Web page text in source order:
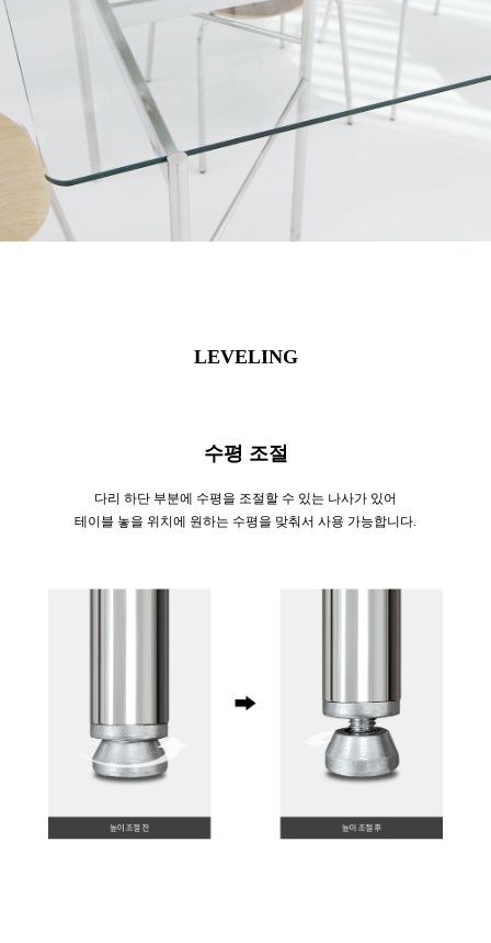
LEVELING
수평 조절
다리 하단 부분에 수평을 조절할 수 있는 나사가 있어
테이블 놓을 위치에 원하는 수평을 맞춰서 사용 가능합니다.